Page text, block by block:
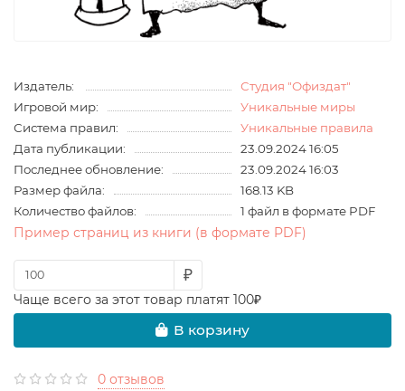
Издатель:
Студия "Офиздат"
Игровой мир:
Уникальные миры
Система правил:
Уникальные правила
Дата публикации:
23.09.2024 16:05
Последнее обновление:
23.09.2024 16:03
Размер файла:
168.13 KB
Количество файлов:
1 файл в формате PDF
Пример страниц из книги (в формате PDF)
₽
Чаще всего за этот товар платят 100₽
В корзину
0 отзывов